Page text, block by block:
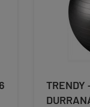
TRENDY